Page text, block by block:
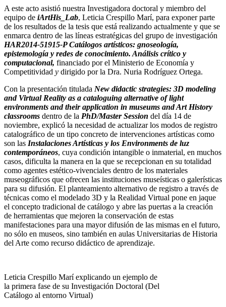
A este acto asistió nuestra Investigadora doctoral y miembro del
equipo de iArtHis_Lab, Leticia Crespillo Marí, para exponer parte
de los resultados de la tesis que está realizando actualmente y que se
enmarca dentro de las líneas estratégicas del grupo de investigación
HAR2014-51915-P Catálogos artísticos: gnoseología,
epistemología y redes de conocimiento. Análisis crítico y
computacional, financiado por el Ministerio de Economía y
Competitividad y dirigido por la Dra. Nuria Rodríguez Ortega.
Con la presentación titulada New didactic strategies: 3D modeling
and Virtual Reality as a cataloguing alternative of light
environments and their application in museums and Art History
classrooms dentro de la PhD/Master Session del día 14 de
noviembre, explicó la necesidad de actualizar los modos de registro
catalográfico de un tipo concreto de intervenciones artísticas como
son las Instalaciones Artísticas y los Environments de luz
contemporáneos, cuya condición intangible o inmaterial, en muchos
casos, dificulta la manera en la que se recepcionan en su totalidad
como agentes estético-vivenciales dentro de los materiales
museográficos que ofrecen las instituciones museísticas o galerísticas
para su difusión. El planteamiento alternativo de registro a través de
técnicas como el modelado 3D y la Realidad Virtual pone en jaque
el concepto tradicional de catálogo y abre las puertas a la creación
de herramientas que mejoren la conservación de estas
manifestaciones para una mayor difusión de las mismas en el futuro,
no sólo en museos, sino también en aulas Universitarias de Historia
del Arte como recurso didáctico de aprendizaje.
Leticia Crespillo Marí explicando un ejemplo de
la primera fase de su Investigación Doctoral (Del
Catálogo al entorno Virtual)